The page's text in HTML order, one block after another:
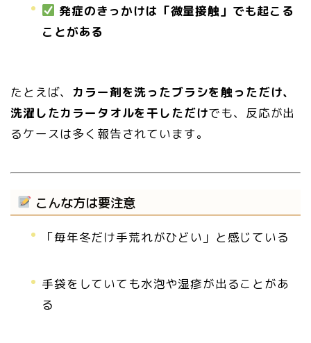
発症のきっかけは「微量接触」でも起こる
ことがある
たとえば、 カラー剤を洗ったブラシを触っただけ、
洗濯したカラータオルを干しただけでも、反応が出
るケースは多く報告されています。
こんな方は要注意
「毎年冬だけ手荒れがひどい」と感じている
手袋をしていても水泡や湿疹が出ることがあ
る